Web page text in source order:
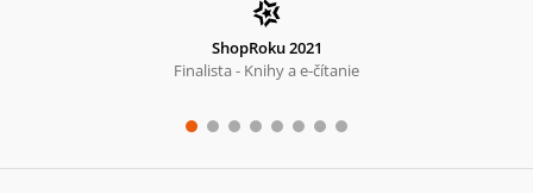
ShopRoku 2021
Finalista - Knihy a e-čítanie